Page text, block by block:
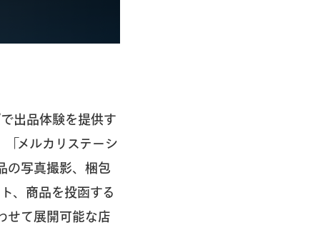
出品体験を提供す
メルカリステーシ
の写真撮影、梱包
、商品を投函する
せて展開可能な店